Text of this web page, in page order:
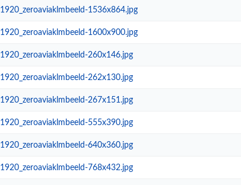
1920_zeroaviaklmbeeld-1536x864.jpg
1920_zeroaviaklmbeeld-1600x900.jpg
1920_zeroaviaklmbeeld-260x146.jpg
1920_zeroaviaklmbeeld-262x130.jpg
1920_zeroaviaklmbeeld-267x151.jpg
1920_zeroaviaklmbeeld-555x390.jpg
1920_zeroaviaklmbeeld-640x360.jpg
1920_zeroaviaklmbeeld-768x432.jpg